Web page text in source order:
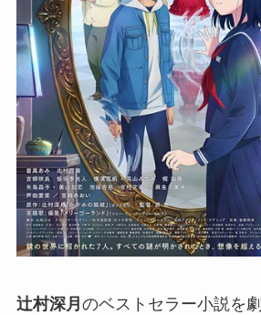
辻村深月 のベストセラー小説を